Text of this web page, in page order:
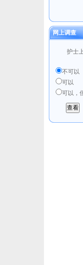
网上调查
护士
不可以
可以
可以，